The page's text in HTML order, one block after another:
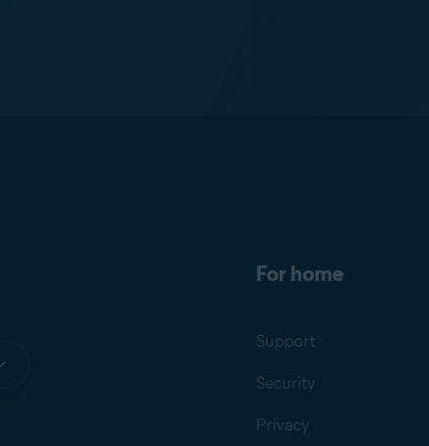
For home
Support
Security
Privacy